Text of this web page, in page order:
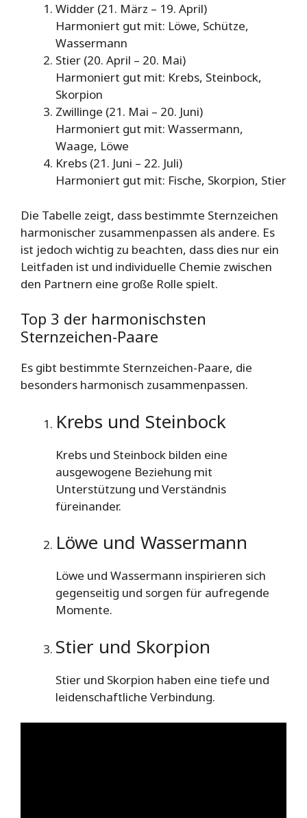
Widder (21. März – 19. April)
Harmoniert gut mit: Löwe, Schütze,
Wassermann
Stier (20. April – 20. Mai)
Harmoniert gut mit: Krebs, Steinbock,
Skorpion
Zwillinge (21. Mai – 20. Juni)
Harmoniert gut mit: Wassermann,
Waage, Löwe
Krebs (21. Juni – 22. Juli)
Harmoniert gut mit: Fische, Skorpion, Stier
Die Tabelle zeigt, dass bestimmte Sternzeichen
harmonischer zusammenpassen als andere. Es
ist jedoch wichtig zu beachten, dass dies nur ein
Leitfaden ist und individuelle Chemie zwischen
den Partnern eine große Rolle spielt.
Top 3 der harmonischsten
Sternzeichen-Paare
Es gibt bestimmte Sternzeichen-Paare, die
besonders harmonisch zusammenpassen.
Krebs und Steinbock
Krebs und Steinbock bilden eine
ausgewogene Beziehung mit
Unterstützung und Verständnis
füreinander.
Löwe und Wassermann
Löwe und Wassermann inspirieren sich
gegenseitig und sorgen für aufregende
Momente.
Stier und Skorpion
Stier und Skorpion haben eine tiefe und
leidenschaftliche Verbindung.